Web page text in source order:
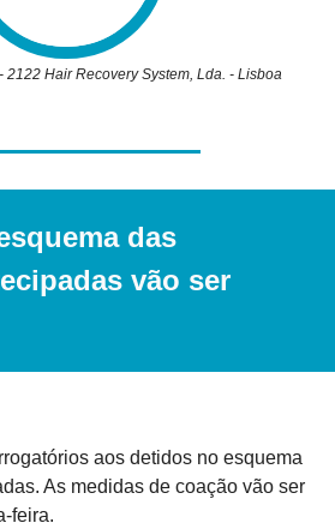
2122 Hair Recovery System, Lda. - Lisboa
das
vão ser
aos detidos no esquema
As medidas de coação vão ser
feira.